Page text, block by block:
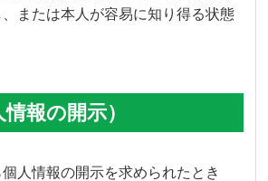
または本人が容易に知り得る状態
報の開示）
人情報の開示を求められたとき